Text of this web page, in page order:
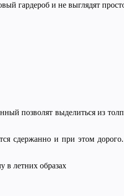
гардероб и не выглядят
позволят выделиться из
сдержанно и при этом
в летних образах